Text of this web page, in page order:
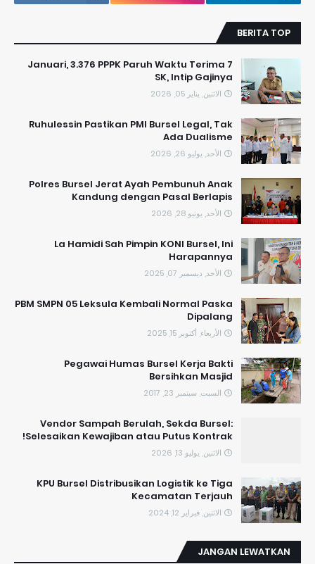
BERITA TOP
7 Januari, 3.376 PPPK Paruh Waktu Terima
SK, Intip Gajinya
الاثنين, يناير 05, 2026
​Ruhulessin Pastikan PMI Bursel Legal, Tak
Ada Dualisme
الأحد, يوليو 26, 2026
Polres Bursel Jerat Ayah Pembunuh Anak
Kandung dengan Pasal Berlapis
الأحد, يونيو 28, 2026
La Hamidi Sah Pimpin KONI Bursel, Ini
Harapannya
الأحد, ديسمبر 07, 2025
PBM SMPN 05 Leksula Kembali Normal Paska
Dipalang
الأربعاء, أكتوبر 15, 2025
Pegawai Humas Bursel Kerja Bakti
Bersihkan Masjid
السبت, سبتمبر 23, 2017
Vendor Sampah Berulah, Sekda Bursel:
Selesaikan Kewajiban atau Putus Kontrak!
الاثنين, يوليو 13, 2026
KPU Bursel Distribusikan Logistik ke Tiga
Kecamatan Terjauh
الاثنين, فبراير 12, 2024
JANGAN LEWATKAN